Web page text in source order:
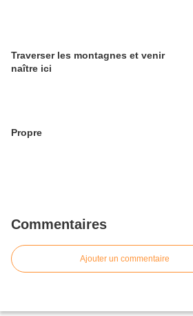
Traverser les montagnes et venir
naître ici
Propre
Commentaires
Ajouter un commentaire